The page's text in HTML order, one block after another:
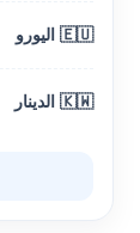
🇪🇺 اليورو
🇰🇼 الدينار